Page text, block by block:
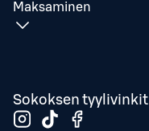
Maksaminen
Sokoksen tyylivinkit